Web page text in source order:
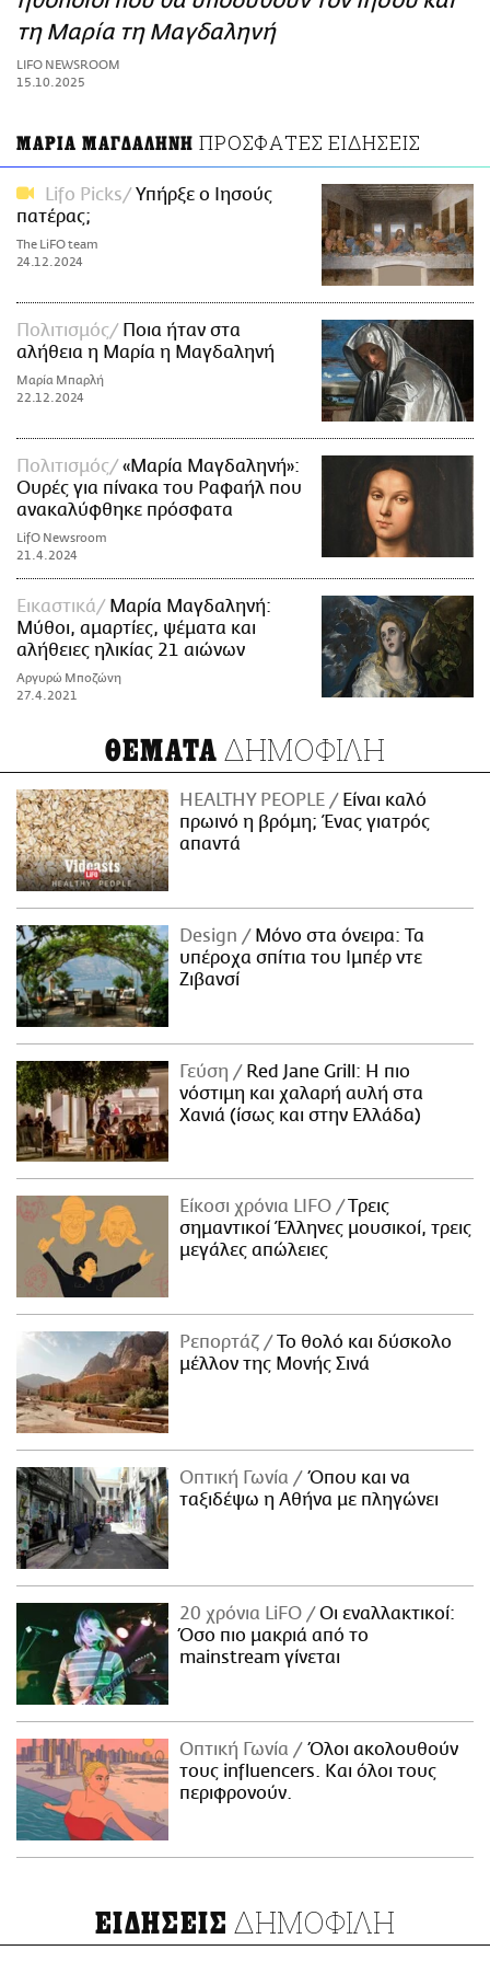
ΑΜΠΑ
PRINT
τη Μαρία τη Μαγδαληνή
LIFO NEWSROOM
15.10.2025
ΜΑΡΙΑ ΜΑΓΔΑΛΗΝΗ ΠΡΟΣΦΑΤΕΣ ΕΙΔΗΣΕΙΣ
Lifo Picks
Υπήρξε ο Ιησούς
πατέρας;
The LiFO team
24.12.2024
Πολιτισμός
Ποια ήταν στα
αλήθεια η Μαρία η Μαγδαληνή
Μαρία Μπαρλή
22.12.2024
Πολιτισμός
«Μαρία Μαγδαληνή»:
Ουρές για πίνακα του Ραφαήλ που
ανακαλύφθηκε πρόσφατα
LifO Newsroom
21.4.2024
Εικαστικά
Μαρία Μαγδαληνή:
Μύθοι, αμαρτίες, ψέματα και
αλήθειες ηλικίας 21 αιώνων
Αργυρώ Μποζώνη
27.4.2021
ΘΕΜΑΤΑ ΔΗΜΟΦΙΛΗ
HEALTHY PEOPLE
Είναι καλό
πρωινό η βρόμη; Ένας γιατρός
απαντά
Design
Μόνο στα όνειρα: Τα
υπέροχα σπίτια του Ιμπέρ ντε
Ζιβανσί
Γεύση
Red Jane Grill: Η πιο
νόστιμη και χαλαρή αυλή στα
Χανιά (ίσως και στην Ελλάδα)
Είκοσι χρόνια LIFO
Tρεις
σημαντικοί Έλληνες μουσικοί, τρεις
μεγάλες απώλειες
Ρεπορτάζ
Το θολό και δύσκολο
μέλλον της Μονής Σινά
Οπτική Γωνία
Όπου και να
ταξιδέψω η Αθήνα με πληγώνει
20 χρόνια LiFO
Οι εναλλακτικοί:
Όσο πιο μακριά από το
mainstream γίνεται
Οπτική Γωνία
Όλοι ακολουθούν
τους influencers. Και όλοι τους
περιφρονούν.
ΕΙΔΗΣΕΙΣ ΔΗΜΟΦΙΛΗ